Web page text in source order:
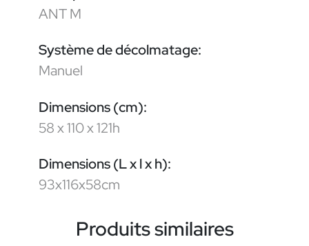
ANT M
Système de décolmatage:
Manuel
Dimensions (cm):
58 x 110 x 121h
Dimensions (L x l x h):
93x116x58cm
Produits similaires